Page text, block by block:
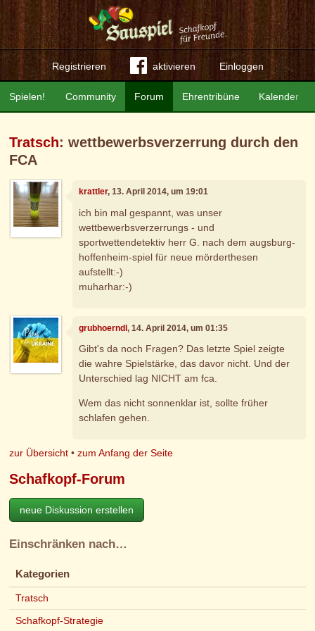
Registrieren aktivieren Einloggen
Community Forum Ehrentribüne Kalender
Spielen!
Tratsch: wettbewerbsverzerrung durch den
FCA
krattler, 13. April 2014, um 19:01
ich bin mal gespannt, was unser
wettbewerbsverzerrungs - und
sportwettendetektiv herr G. nach dem augsburg-
hoffenheim-spiel für neue mörderthesen
aufstellt:-)
muharhar:-)
grubhoerndl, 14. April 2014, um 01:35
Gibt's da noch Fragen? Das letzte Spiel zeigte
die wahre Spielstärke, das davor nicht. Und der
Unterschied lag NICHT am fca.
Wem das nicht sonnenklar ist, sollte früher
schlafen gehen.
zur Übersicht •zum Anfang der Seite
Schafkopf-Forum
neue Diskussion erstellen
Einschränken nach…
Kategorien
Tratsch
Schafkopf-Strategie